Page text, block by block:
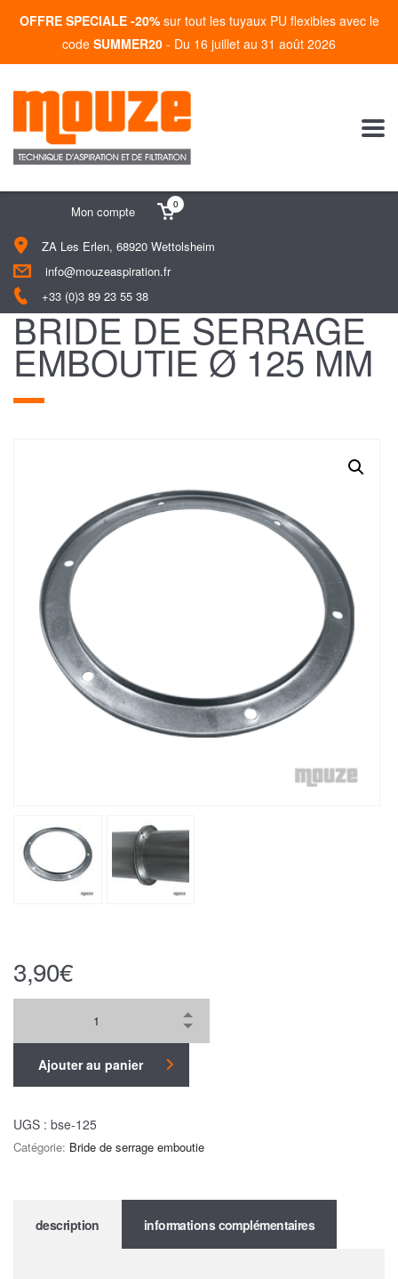
OFFRE SPECIALE -20% sur tout les tuyaux PU flexibles avec le
code SUMMER20 - Du 16 juillet au 31 août 2026
ZA Les Erlen, 68920 Wettolsheim
info@mouzeaspiration.fr
+33 (0)3 89 23 55 38
Mon compte 0
BRIDE DE SERRAGE
EMBOUTIE Ø 125 MM
3,90€
Ajouter au panier
UGS : bse-125
Catégorie: Bride de serrage emboutie
description informations complémentaires